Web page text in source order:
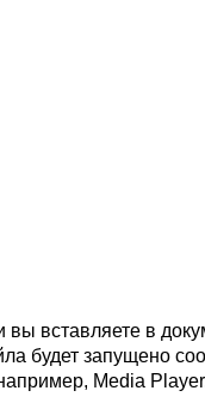
вставляете в
будет запущено
Media